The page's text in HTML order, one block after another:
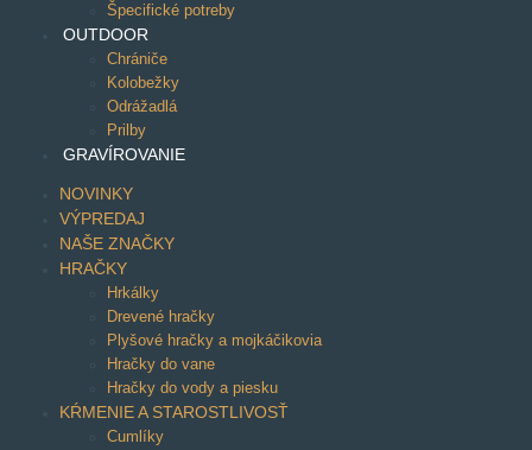
Špecifické potreby
OUTDOOR
Chrániče
Kolobežky
Odrážadlá
Prilby
GRAVÍROVANIE
NOVINKY
VÝPREDAJ
NAŠE ZNAČKY
HRAČKY
Hrkálky
Drevené hračky
Plyšové hračky a mojkáčikovia
Hračky do vane
Hračky do vody a piesku
KŔMENIE A STAROSTLIVOSŤ
Cumlíky